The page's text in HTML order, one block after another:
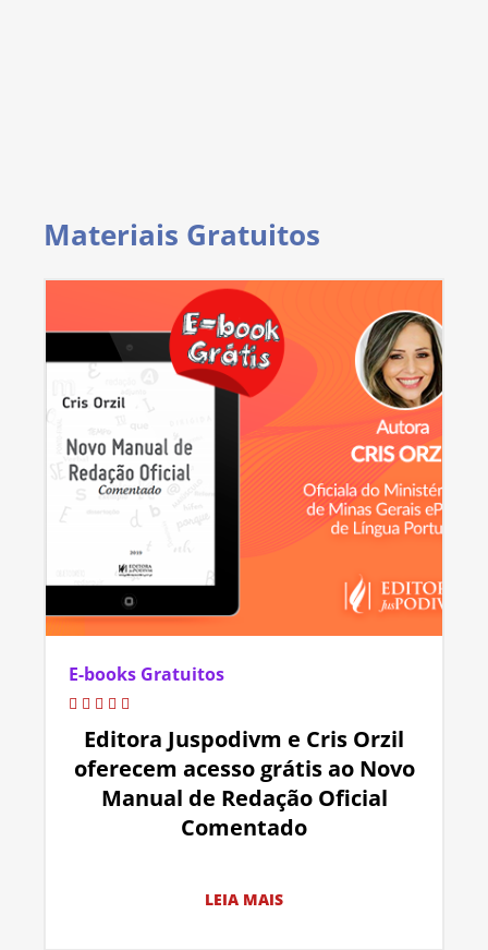
Materiais Gratuitos
E-books Gratuitos
Editora Juspodivm e Cris Orzil
oferecem acesso grátis ao Novo
Manual de Redação Oficial
Comentado
LEIA MAIS